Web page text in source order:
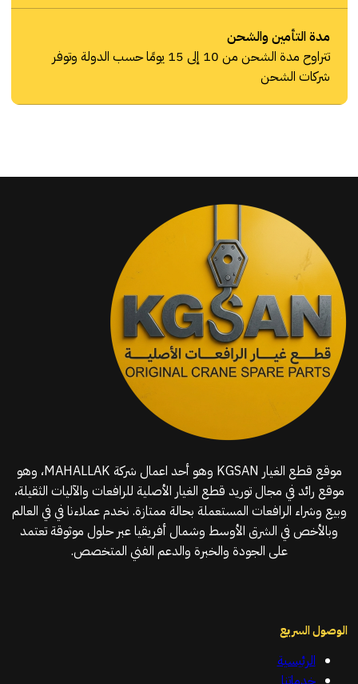
مدة التأمين والشحن
تتراوح مدة الشحن من 10 إلى 15 يومًا حسب الدولة وتوفر
شركات الشحن
موقع قطع الغيار KGSAN وهو أحد اعمال شركة MAHALLAK، وهو
موقع رائد في مجال توريد قطع الغيار الأصلية للرافعات والآليات الثقيلة،
وبيع وشراء الرافعات المستعملة بحالة ممتازة. نخدم عملاءنا في في العالم
وبالأخص في الشرق الأوسط وشمال أفريقيا عبر حلول موثوقة تعتمد
على الجودة والخبرة والدعم الفني المتخصص.
الوصول السريع
الرئيسية